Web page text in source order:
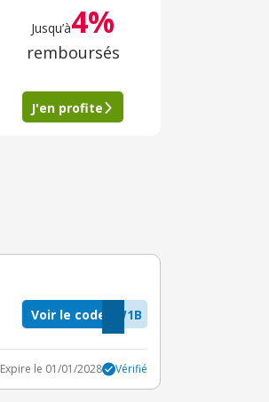
Jusqu’à4%
remboursés
J'en profite
W1B
Voir le code
Expire le 01/01/2028 Vérifié